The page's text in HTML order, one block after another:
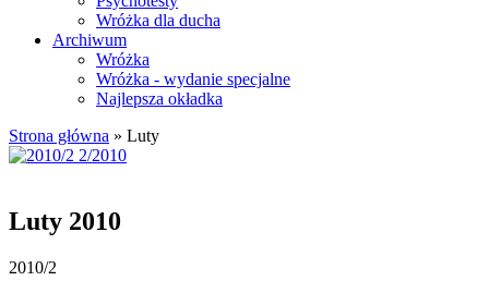
Wróżka dla ducha
Archiwum
Wróżka
Wróżka - wydanie specjalne
Najlepsza okładka
Strona główna » Luty
Luty 2010
2010/2